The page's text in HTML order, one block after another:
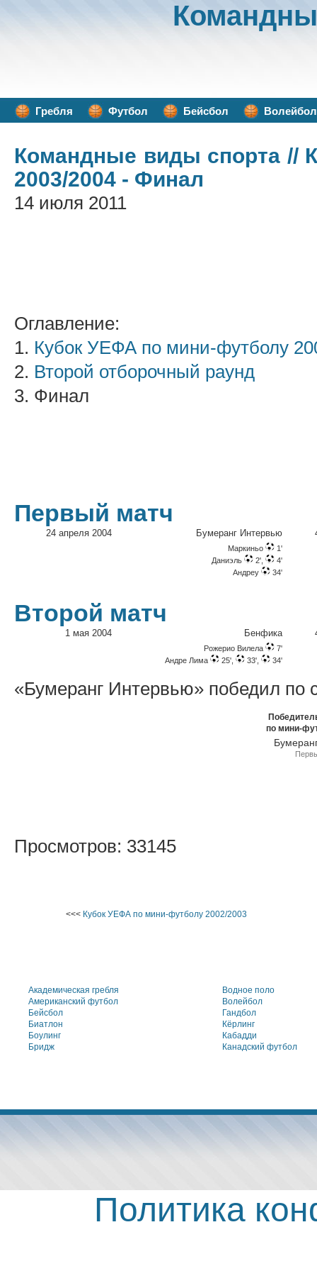
Гребля Футбол Бейсбол Волейбол
Командные виды спорта //
2003/2004 - Финал
14 июля 2011
Оглавление:
1. Кубок УЕФА по мини-футболу
2. Второй отборочный раунд
3. Финал
Первый матч
24 апреля 2004 Бумеранг Интервью
Маркиньо
1'
Даниэль
2',
4'
Андреу
34'
Второй матч
1 мая 2004 Бенфика
Рожерио Вилела
7'
Андре Лима
25', 33', 34'
«Бумеранг Интервью» победил по
по мини-
Просмотров: 33145
<<< Кубок УЕФА по мини-футболу 2002/2003
Академическая гребля
Американский футбол
Бейсбол
Биатлон
Боулинг
Бридж
Водное поло
Волейбол
Гандбол
Кёрлинг
Кабадди
Канадский футбол
Политика